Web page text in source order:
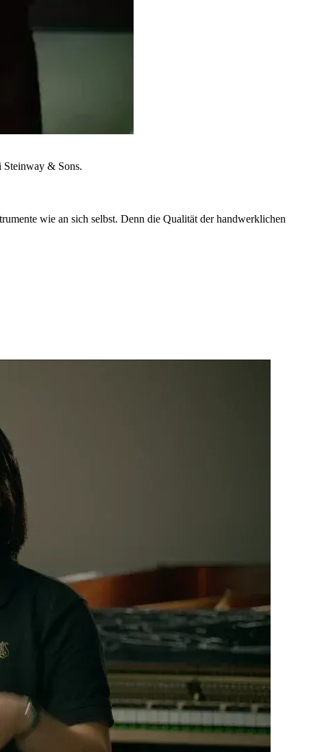
Steinway & Sons.
wie an sich selbst. Denn die Qualität der handwerklichen